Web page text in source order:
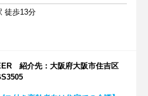
徒歩13分
紹介先：大阪府大阪市住吉区